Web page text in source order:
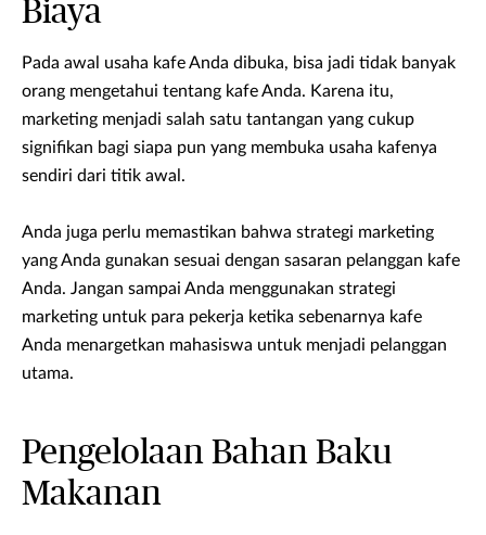
Biaya
Pada awal usaha kafe Anda dibuka, bisa jadi tidak banyak
orang mengetahui tentang kafe Anda. Karena itu,
marketing menjadi salah satu tantangan yang cukup
signifikan bagi siapa pun yang membuka usaha kafenya
sendiri dari titik awal.
Anda juga perlu memastikan bahwa strategi marketing
yang Anda gunakan sesuai dengan sasaran pelanggan kafe
Anda. Jangan sampai Anda menggunakan strategi
marketing untuk para pekerja ketika sebenarnya kafe
Anda menargetkan mahasiswa untuk menjadi pelanggan
utama.
Pengelolaan Bahan Baku
Makanan